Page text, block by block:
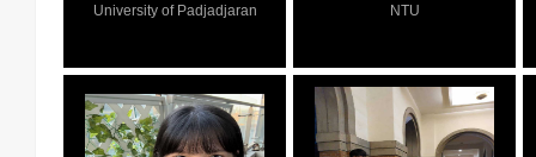
University of Padjadjaran NTU